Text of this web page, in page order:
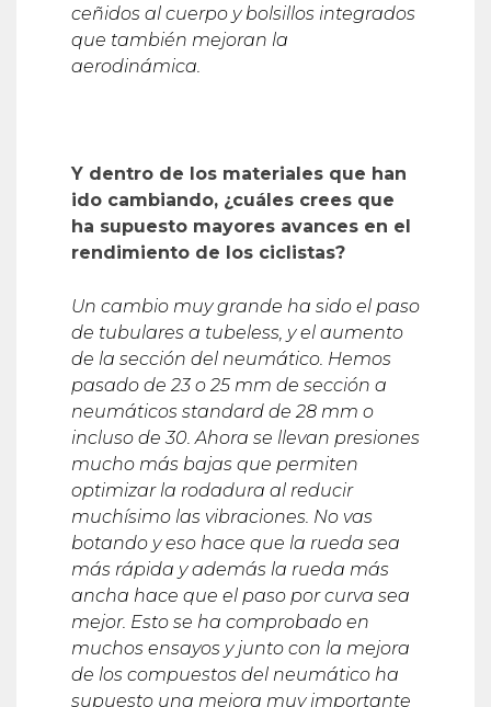
ceñidos al cuerpo y bolsillos integrados
que también mejoran la
aerodinámica.
Y dentro de los materiales que han
ido cambiando, ¿cuá les crees que
ha supuesto mayores avances en el
rendimiento de los ciclistas?
Un cambio muy grande ha sido el paso
de tubulares a tubeless, y el aumento
de la sección del neumático. Hemos
pasado de 23 o 25 mm de sección a
neumáticos standard de 28 mm o
incluso de 30. Ahora se llevan presiones
mucho más bajas que permiten
optimizar la rodadura al reducir
muchísimo las vibraciones. No vas
botando y eso hace que la rueda sea
más rápida y además la rueda más
ancha hace que el paso por curva sea
mejor. Esto se ha comprobado en
muchos ensayos y junto con la mejora
de los compuestos del neumático ha
supuesto una mejora muy importante